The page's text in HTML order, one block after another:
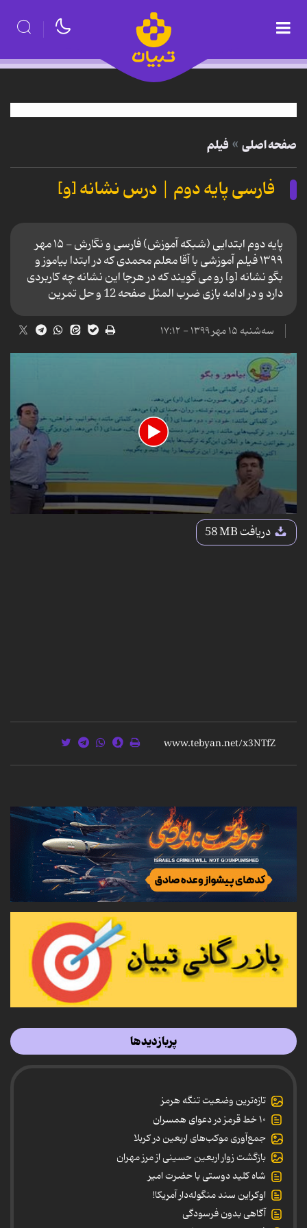
صفحه اصلی فیلم
فارسی پایه دوم | درس نشانه [و]
پایه دوم ابتدایی (شبکه آموزش) فارسی و نگارش - ۱۵ مهر
۱۳۹۹ فیلم آموزشی با آقا معلم محمدی که در ابتدا بیاموز و
بگو نشانه [و] رو می گویند که در هرجا این نشانه چه کاربردی
دارد و در ادامه بازی ضرب المثل صفحه 12 و حل تمرین
سه‌شنبه ۱۵ مهر ۱۳۹۹ - ۱۷:۱۲
دریافت58 MB
پربازدیدها
تازه‌ترین وضعیت تنگه هرمز
۱۰ خط قرمز در دعوای همسران
جمع‌آوری موکب‌های اربعین در کربلا
بازگشت زوار اربعین حسینی از مرز مهران
شاه کلید دوستی با حضرت امیر
اوکراین سند منگوله‌دار آمریکا!
آگاهی بدون فرسودگی